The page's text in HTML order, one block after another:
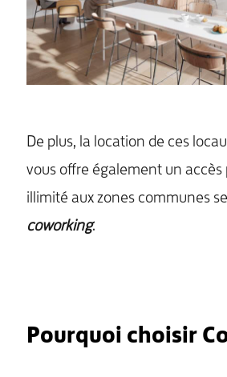
De plus, la location de ces
vous offre également un accès
illimité aux zones communes
coworking.
Pourquoi choisir